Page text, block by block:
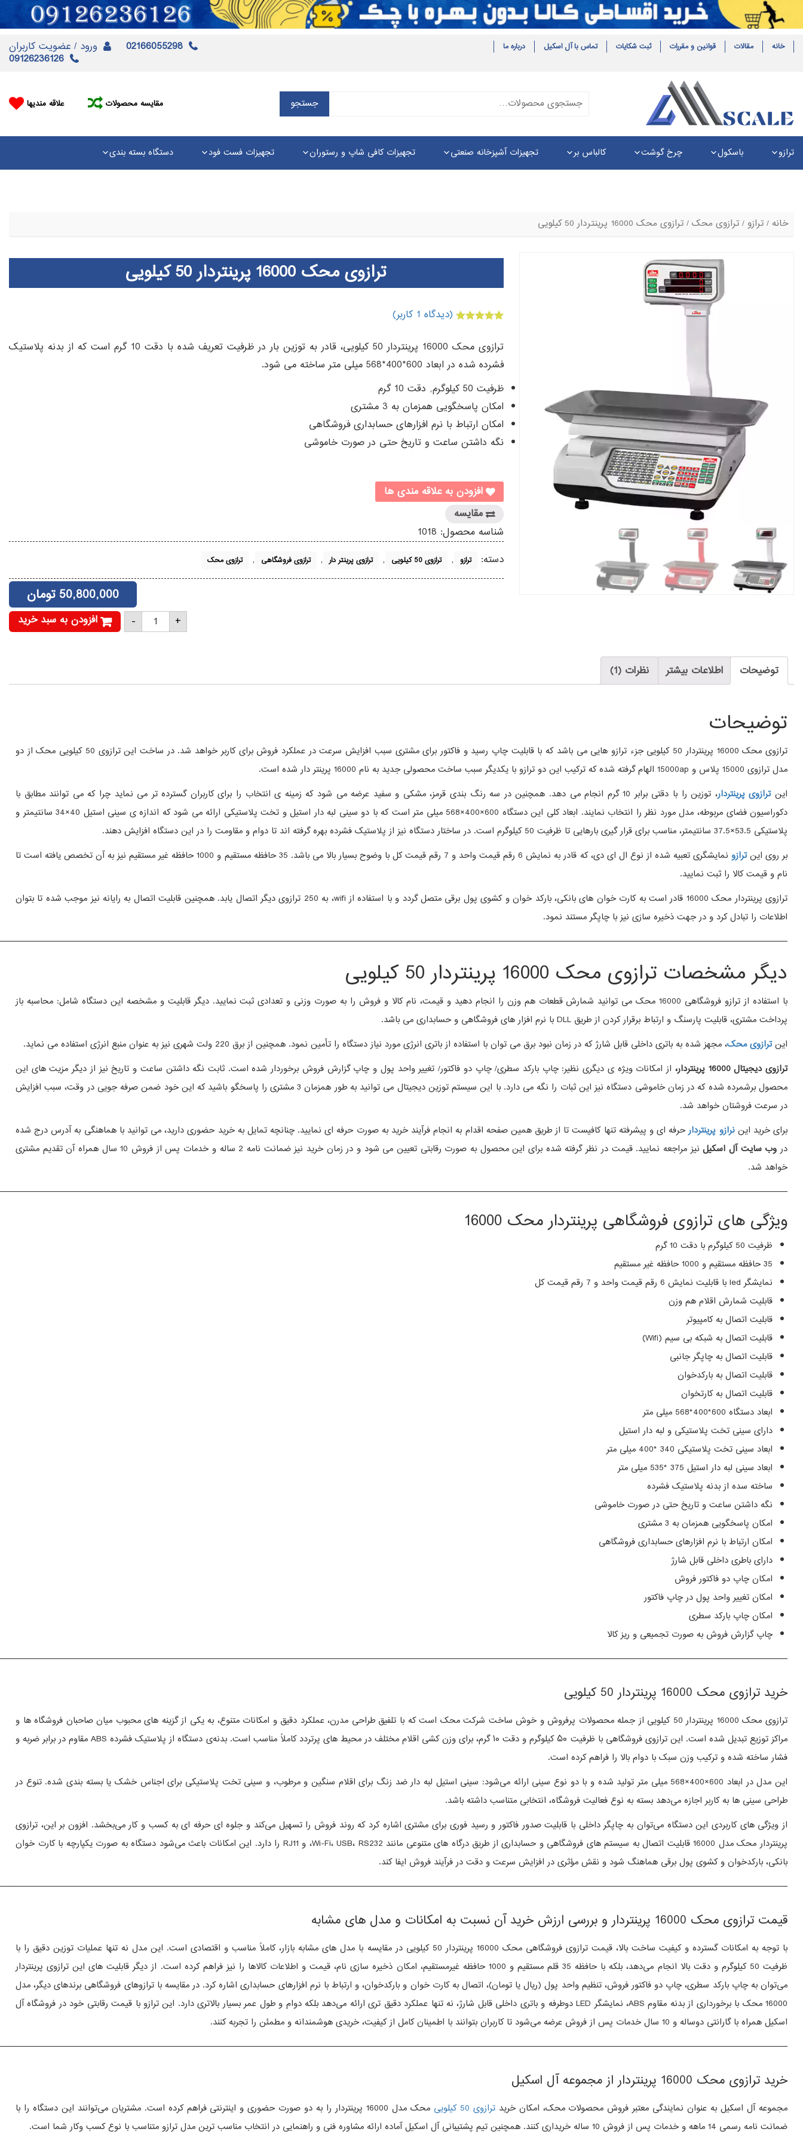
خانه مقالات قوانین و مقررات ثبت شکایات تماس با آل اسکیل درباره ما ورود / عضویت کاربران 02166055298
09126236126
جستجو
برای:
جستجو علاقه مندیها مقایسه محصولات
ترازو باسکول چرخ گوشت کالباس بر تجهیزات آشپزخانه صنعتی تجهیزات کافی شاپ و رستوران تجهیزات فست فود دستگاه بسته بندی
خانه /ترازو/ترازوی محک/ ترازوی محک 16000 پرینتردار 50 کیلویی
ترازوی محک 16000 پرینتردار 50 کیلویی
امتیازدهی
مشتری
(دیدگاه 1 کاربر)
50,800,000 تومان
ترازوی محک 16000 پرینتردار 50 کیلویی، قادر به توزین بار در ظرفیت تعریف شده با دقت 10 گرم است که از بدنه پلاستیک
فشرده شده در ابعاد 600*400*568 میلی متر ساخته می شود.
ظرفیت 50 کیلوگرم, دقت 10 گرم
امکان پاسخگویی همزمان به 3 مشتری
امکان ارتباط با نرم افزارهای حسابداری فروشگاهی
نگه داشتن ساعت و تاریخ حتی در صورت خاموشی
- ترازوی
محک
16000
+ افزودن به سبد خرید
افزودن به علاقه مندی ها
مقایسه
شناسه محصول: 1018
دسته:
ترازو , ترازوی 50 کیلویی , ترازوی پرینتر دار , ترازوی فروشگاهی , ترازوی محک
توضیحات اطلاعات بیشتر نظرات (1)
توضیحات
ترازوی محک 16000 پرینتردار 50 کیلویی جزء ترازو هایی می باشد که با قابلیت چاپ رسید و فاکتور برای مشتری سبب افزایش سرعت در عملکرد فروش برای کاربر خواهد شد. در ساخت این ترازوی 50 کیلویی محک از دو
مدل ترازوی 15000 پلاس و 15000ap الهام گرفته شده که ترکیب این دو ترازو با یکدیگر سبب ساخت محصولی جدید به نام 16000 پرینتر دار شده است.
اینترازوی پرینتردار
، توزین را با دقتی برابر 10 گرم انجام می دهد. همچنین در سه رنگ بندی قرمز، مشکی و سفید عرضه می شود که زمینه ی انتخاب را برای کاربران گسترده تر می نماید چرا که می توانند مطابق با
دکوراسیون فضای مربوطه، مدل مورد نظر را انتخاب نمایند. ابعاد کلی این دستگاه 600×400×568 میلی متر است که با دو سینی لبه دار استیل و تخت پلاستیکی ارائه می شود که اندازه ی سینی استیل 40×34 سانتیمتر و
پلاستیکی 53.5×37.5 سانتیمتر، مناسب برای قرار گیری بارهایی تا ظرفیت 50 کیلوگرم است. در ساختار دستگاه نیز از پلاستیک فشرده بهره گرفته اند تا دوام و مقاومت را در این دستگاه افزایش دهند.
بر روی اینترازو
نمایشگری تعبیه شده از نوع ال ای دی، که قادر به نمایش 6 رقم قیمت واحد و 7 رقم قیمت کل با وضوح بسیار بالا می باشد. 35 حافظه مستقیم و 1000 حافظه غیر مستقیم نیز به آن تخصص یافته است تا
نام و قیمت کالا را ثبت نمایید.
ترازوی پرینتردار محک 16000 قادر است به کارت خوان های بانکی، بارکد خوان و کشوی پول برقی متصل گردد و با استفاده از wifi، به 250 ترازوی دیگر اتصال یابد. همچنین قابلیت اتصال به رایانه نیز موجب شده تا بتوان
اطلاعات را تبادل کرد و در جهت ذخیره سازی نیز با چاپگر مستند نمود.
دیگر مشخصات ترازوی محک 16000 پرینتردار 50 کیلویی
با استفاده از ترازو فروشگاهی 16000 محک می توانید شمارش قطعات هم وزن را انجام دهید و قیمت، نام کالا و فروش را به صورت وزنی و تعدادی ثبت نمایید. دیگر قابلیت و مشخصه این دستگاه شامل: محاسبه باز
پرداخت مشتری، قابلیت پارسنگ و ارتباط برقرار کردن از طریق DLL با نرم افزار های فروشگاهی و حسابداری می باشد.
اینترازوی محک، مجهز شده به باتری داخلی قابل شارژ که در زمان نبود برق می توان با استفاده از باتری انرژی مورد نیاز دستگاه را تأمین نمود. همچنین از برق 220 ولت شهری نیز به عنوان منبع انرژی استفاده می نماید.
ترازوی دیجیتال 16000 پرینتردار،
از امکانات ویژه ی دیگری نظیر: چاپ بارکد سطری/ چاپ دو فاکتور/ تغییر واحد پول و چاپ گزارش فروش برخوردار شده است. ثابت نگه داشتن ساعت و تاریخ نیز از دیگر مزیت های این
محصول برشمرده شده که در زمان خاموشی دستگاه نیز این ثبات را نگه می دارد. با این سیستم توزین دیجیتال می توانید به طور همزمان 3 مشتری را پاسخگو باشید که این خود ضمن صرفه جویی در وقت، سبب افزایش
در سرعت فروشتان خواهد شد.
برای خرید ایننرازو پرینتردارحرفه ای و پیشرفته تنها کافیست تا از طریق همین صفحه اقدام به انجام فرآیند خرید به صورت حرفه ای نمایید. چنانچه تمایل به خرید حضوری دارید، می توانید با هماهنگی به آدرس درج شده
دروب سایت آل اسکیل
نیز مراجعه نمایید. قیمت در نظر گرفته شده برای این محصول به صورت رقابتی تعیین می شود و در زمان خرید نیز ضمانت نامه 2 ساله و خدمات پس از فروش 10 سال همراه آن تقدیم مشتری
خواهد شد.
ویژگی های ترازوی فروشگاهی پرینتردار محک 16000
ظرفیت 50 کیلوگرم با دقت 10 گرم
35 حافظه مستقیم و 1000 حافظه غیر مستقیم
نمایشگر led با قابلیت نمایش 6 رقم قیمت واحد و 7 رقم قیمت کل
قابلیت شمارش اقلام هم وزن
قابلیت اتصال به کامپیوتر
قابلیت اتصال به شبکه بی سیم (Wifi)
قابلیت اتصال به چاپگر جانبی
قابلیت اتصال به بارکدخوان
قابلیت اتصال به کارتخوان
ابعاد دستگاه 600*400*568 میلی متر
دارای سینی تخت پلاستیکی و لبه دار استیل
ابعاد سینی تخت پلاستیکی 340 *400 میلی متر
ابعاد سینی لبه دار استیل 375 *535 میلی متر
ساخته سده از بدنه پلاستیک فشرده
نگه داشتن ساعت و تاریخ حتی در صورت خاموشی
امکان پاسخگویی همزمان به 3 مشتری
امکان ارتباط با نرم افزارهای حسابداری فروشگاهی
دارای باطری داخلی قابل شارژ
امکان چاپ دو فاکتور فروش
امکان تغییر واحد پول در چاپ فاکتور
امکان چاپ بارکد سطری
چاپ گزارش فروش به صورت تجمیعی و ریز کالا
خرید ترازوی محک 16000 پرینتردار 50 کیلویی
ترازوی محک 16000 پرینتردار 50 کیلویی از جمله محصولات پرفروش و خوش‌ ساخت شرکت محک است که با تلفیق طراحی مدرن، عملکرد دقیق و امکانات متنوع، به یکی از گزینه‌ های محبوب میان صاحبان فروشگاه‌ ها و
مراکز توزیع تبدیل شده است. این ترازوی فروشگاهی با ظرفیت ۵۰ کیلوگرم و دقت ۱۰ گرم، برای وزن‌ کشی اقلام مختلف در محیط‌ های پرتردد کاملاً مناسب است. بدنه‌ی دستگاه از پلاستیک فشرده ABS مقاوم در برابر ضربه و
فشار ساخته شده و ترکیب وزن سبک با دوام بالا را فراهم کرده است.
این مدل در ابعاد 600×400×568 میلی‌ متر تولید شده و با دو نوع سینی ارائه می‌شود: سینی استیل لبه‌ دار ضد زنگ برای اقلام سنگین و مرطوب، و سینی تخت پلاستیکی برای اجناس خشک یا بسته‌ بندی‌ شده. تنوع در
طراحی سینی‌ ها به کاربر اجازه می‌دهد بسته به نوع فعالیت فروشگاه، انتخابی متناسب داشته باشد.
از ویژگی‌ های کاربردی این دستگاه می‌توان به چاپگر داخلی با قابلیت صدور فاکتور و رسید فوری برای مشتری اشاره کرد که روند فروش را تسهیل می‌کند و جلوه‌ ای حرفه‌ ای به کسب‌ و کار می‌بخشد. افزون بر این، ترازوی
پرینتردار محک مدل 16000 قابلیت اتصال به سیستم‌ های فروشگاهی و حسابداری از طریق درگاه‌ های متنوعی مانند Wi-Fi، USB، RS232، و RJ11 را دارد. این امکانات باعث می‌شود دستگاه به‌ صورت یکپارچه با کارت‌ خوان
بانکی، بارکدخوان و کشوی پول برقی هماهنگ شود و نقش مؤثری در افزایش سرعت و دقت در فرآیند فروش ایفا کند.
قیمت ترازوی محک 16000 پرینتردار و بررسی ارزش خرید آن نسبت به امکانات و مدل‌ های مشابه
با توجه به امکانات گسترده و کیفیت ساخت بالا، قیمت ترازوی فروشگاهی محک 16000 پرینتردار 50 کیلویی در مقایسه با مدل‌ های مشابه بازار، کاملاً مناسب و اقتصادی است. این مدل نه تنها عملیات توزین دقیق را با
ظرفیت 50 کیلوگرم و دقت بالا انجام می‌دهد، بلکه با حافظه 35 قلم مستقیم و 1000 حافظه غیرمستقیم، امکان ذخیره‌ سازی نام، قیمت و اطلاعات کالاها را نیز فراهم کرده است.
از دیگر قابلیت‌ های این ترازوی پرینتردار
می‌توان به چاپ بارکد سطری، چاپ دو فاکتور فروش، تنظیم واحد پول (ریال یا تومان)، اتصال به کارت‌ خوان و بارکدخوان، و ارتباط با نرم‌ افزارهای حسابداری اشاره کرد. در مقایسه با ترازوهای فروشگاهی برندهای دیگر، مدل
16000 محک با برخورداری از بدنه مقاوم ABS، نمایشگر LED دوطرفه و باتری داخلی قابل شارژ، نه‌ تنها عملکرد دقیق‌ تری ارائه می‌دهد بلکه دوام و طول عمر بسیار بالاتری دارد.
این ترازو با قیمت رقابتی خود در فروشگاه آل
اسکیل همراه با گارانتی دوساله و 10 سال خدمات پس از فروش عرضه می‌شود تا کاربران بتوانند با اطمینان کامل از کیفیت، خریدی هوشمندانه و مطمئن را تجربه کنند.
خرید ترازوی محک 16000 پرینتردار از مجموعه آل‌ اسکیل
مجموعه آل‌ اسکیل به عنوان نمایندگی معتبر فروش محصولات محک، امکان خریدترازوی 50 کیلویی
محک مدل 16000 پرینتردار را به دو صورت حضوری و اینترنتی فراهم کرده است. مشتریان می‌توانند این دستگاه را با
ضمانت‌ نامه رسمی 14 ماهه و خدمات پس از فروش 10 ساله خریداری کنند. همچنین تیم پشتیبانی آل‌ اسکیل آماده ارائه مشاوره فنی و راهنمایی در انتخاب مناسب‌ ترین مدل ترازو متناسب با نوع کسب‌ وکار شما است.